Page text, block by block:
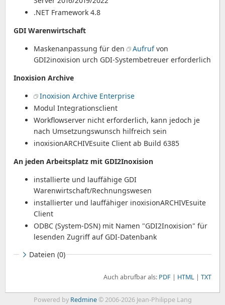
.NET Framework 4.8
GDI Warenwirtschaft
Maskenanpassung für den
Aufrufvon
GDI2inoxision urch GDI-Systembetreuer erforderlich
Inoxision Archive
Inoxision Archive Enterprise
Modul Integrationsclient
Workflowserver nicht erforderlich, kann jedoch je
nach Umsetzungswunsch hilfreich sein
inoxisionARCHIVEsuite Client ab Build 6385
An jeden Arbeitsplatz mit GDI2Inoxision
installierte und lauffähige GDI
Warenwirtschaft/Rechnungswesen
installierter und lauffähiger inoxisionARCHIVEsuite
Client
ODBC (System-DSN) mit Namen "GDI2Inoxision" für
lesenden Zugriff auf GDI-Datenbank
Dateien (0)
Auch abrufbar als: PDF HTML TXT
Powered by Redmine© 2006-2026 Jean-Philippe Lang